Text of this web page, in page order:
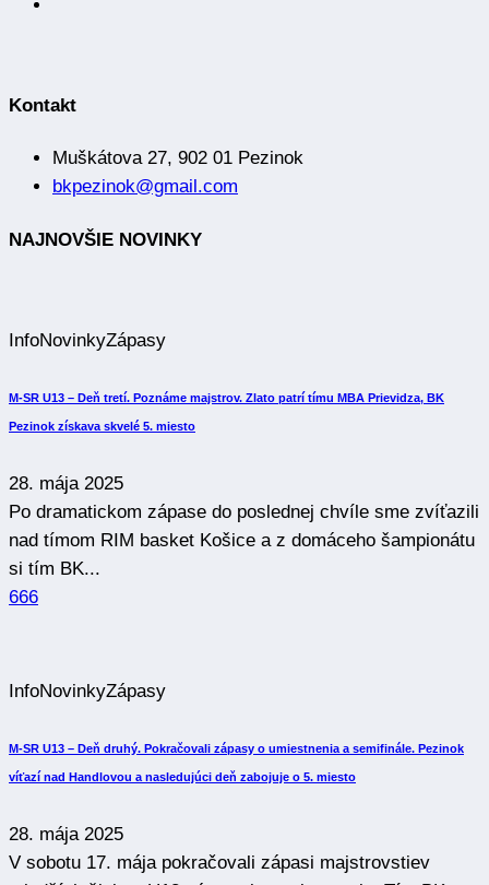
Kontakt
Muškátova 27, 902 01 Pezinok
bkpezinok@gmail.com
NAJNOVŠIE NOVINKY
InfoNovinkyZápasy
M-SR U13 – Deň tretí. Poznáme majstrov. Zlato patrí tímu MBA Prievidza, BK
Pezinok získava skvelé 5. miesto
28. mája 2025
Po dramatickom zápase do poslednej chvíle sme zvíťazili
nad tímom RIM basket Košice a z domáceho šampionátu
si tím BK...
666
InfoNovinkyZápasy
M-SR U13 – Deň druhý. Pokračovali zápasy o umiestnenia a semifinále. Pezinok
víťazí nad Handlovou a nasledujúci deň zabojuje o 5. miesto
28. mája 2025
V sobotu 17. mája pokračovali zápasi majstrovstiev